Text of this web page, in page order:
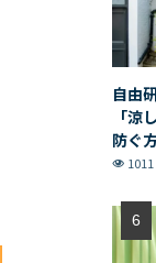
自由
「涼
防ぐ
1011